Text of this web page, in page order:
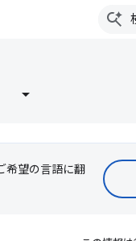
希望の言語に翻